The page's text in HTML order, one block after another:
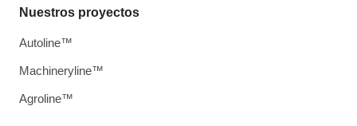
Nuestros proyectos
Autoline™
Machineryline™
Agroline™